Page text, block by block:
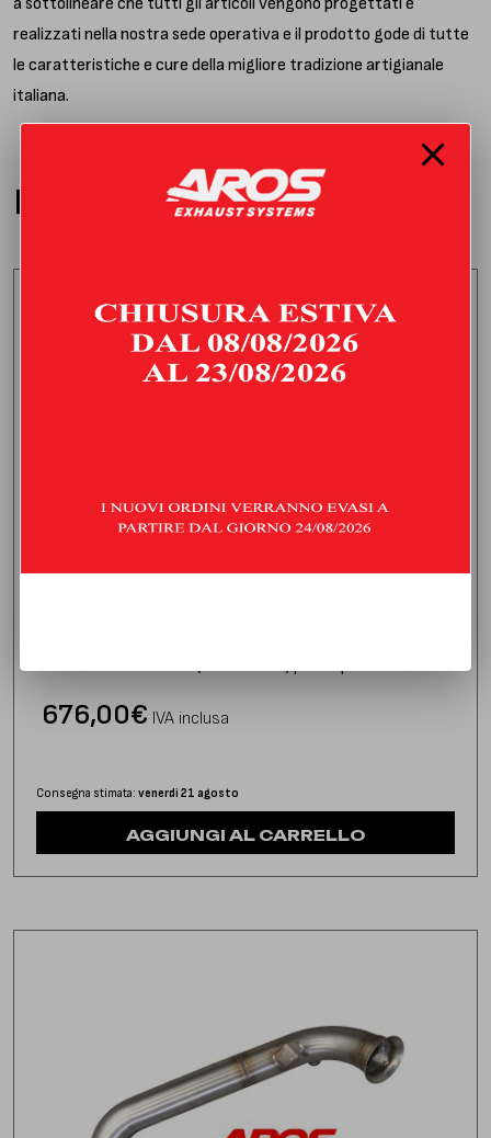
realizzati nella nostra sede operativa e il prodotto gode di tutte
le caratteristiche e cure della migliore tradizione artigianale
italiana.
PRODOTTI CORRELATI
€
676,00 IVA inclusa
Consegna stimata: venerdì 21 agosto
AGGIUNGI AL CARRELLO